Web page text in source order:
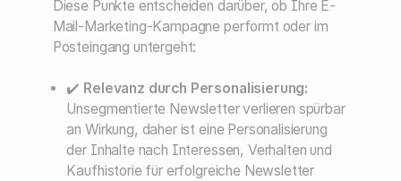
Diese Punkte entscheiden darüber, ob Ihre E-
Mail-Marketing-Kampagne performt oder im
Posteingang untergeht:
✔️ Relevanz durch Personalisierung:
Unsegmentierte Newsletter verlieren spürbar
an Wirkung, daher ist eine Personalisierung
der Inhalte nach Interessen, Verhalten und
Kaufhistorie für erfolgreiche Newsletter